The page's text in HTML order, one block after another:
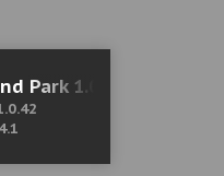
версия)
Park 1.0.42 (Mod